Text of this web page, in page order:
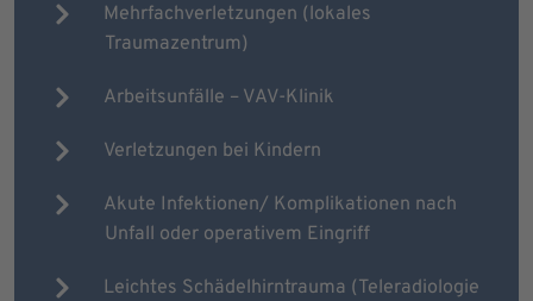
Mehrfachverletzungen (lokales
Traumazentrum)
Arbeitsunfälle – VAV-Klinik
Verletzungen bei Kindern
Akute Infektionen/ Komplikationen nach
Unfall oder operativem Eingriff
Leichtes Schädelhirntrauma (Teleradiologie